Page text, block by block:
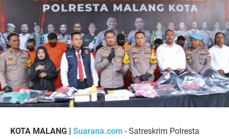
KOTA MALANG | Suarana.com - Satreskrim Polresta